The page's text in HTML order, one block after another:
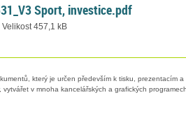
Sport, investice.pdf
Velikost 457,1 kB
který je určen především k tisku, prezentacím
, vytvářet v mnoha kancelářských a grafických